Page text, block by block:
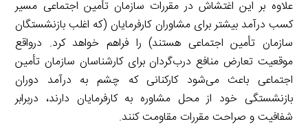
علاوه بر این اغتشاش در مقررات سازمان تأمین اجتماعی مسیر
کسب درآمد بیشتر برای مشاوران کارفرمایان (که اغلب بازنشستگان
سازمان تأمین اجتماعی هستند) را فراهم خواهد کرد. درواقع
موقعیت تعارض منافع درب‌گردان برای کارشناسان سازمان تأمین
اجتماعی باعث می‌شود کارکنانی که چشم به درآمد دوران
بازنشستگی خود از محل مشاوره به کارفرمایان دارند، دربرابر
شفافیت و صراحت مقررات مقاومت کنند.